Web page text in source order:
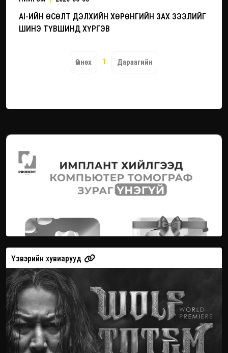
AI-ИЙН ӨСӨЛТ ДЭЛХИЙН ХӨРӨНГИЙН ЗАХ ЗЭЭЛИЙГ
ШИНЭ ТҮВШИНД ХҮРГЭВ
Өмнөх 1 Дараагийн
Үзвэрийн хувиарууд